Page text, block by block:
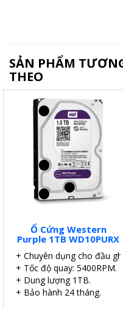
SẢN PHẨM
THEO
Ổ Cứng Western
Purple 1TB WD10PURX
+ Chuyên dụng cho đầu ghi.
+ Tốc độ quay: 5400RPM.
+ Dung lượng 1TB.
+ Bảo hành 24 tháng.